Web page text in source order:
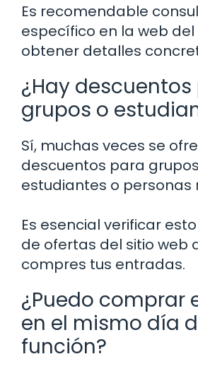
Es recomendable
específico en la web
obtener detalles
¿Hay
grupos o
Sí, muchas veces se
descuentos para
estudiantes o personas
Es esencial verificar
de ofertas del sitio web
compres tus entradas.
¿Puedo comprar
en el mismo día
función?